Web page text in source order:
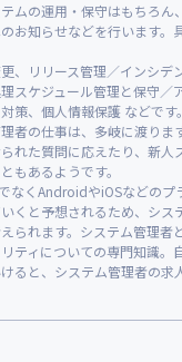
ムの運用・保守はもちろん
お知らせなどを行います。
、リリース管理／インシデ
スケジュール管理と保守／
策、個人情報保護 などです。
者の仕事は、多岐に渡りま
れた質問に応えたり、新人
もあるようです。
なくAndroidやiOSなどのプ
くと予想されるため、シス
られます。システム管理者
ティについての専門知識。
ると、システム管理者の求